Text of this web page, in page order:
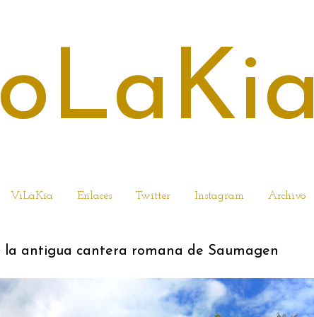
ViLàKia Enlaces Twitter Instagram Archivo
la antigua cantera romana de Saumagen